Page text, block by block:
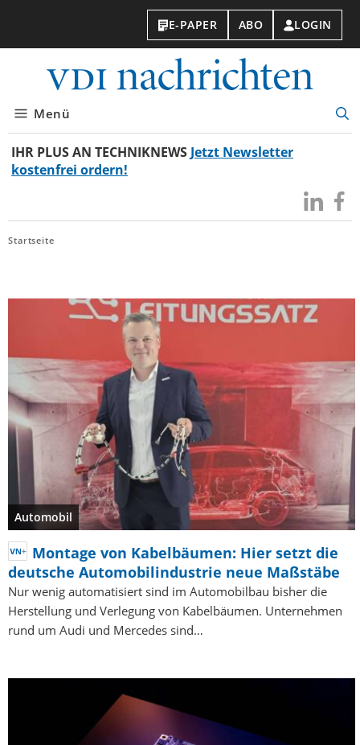
E-PAPER ABO LOGIN
Menü
IHR PLUS AN TECHNIKNEWS Jetzt Newsletter
kostenfrei ordern!
Besuchen
Sie
Sie
Startseite
Automobil
Montage von Kabelbäumen: Hier setzt die
deutsche Automobilindustrie neue Maßstäbe
Nur wenig automatisiert sind im Automobilbau bisher die
Herstellung und Verlegung von Kabelbäumen. Unternehmen
rund um Audi und Mercedes sind…